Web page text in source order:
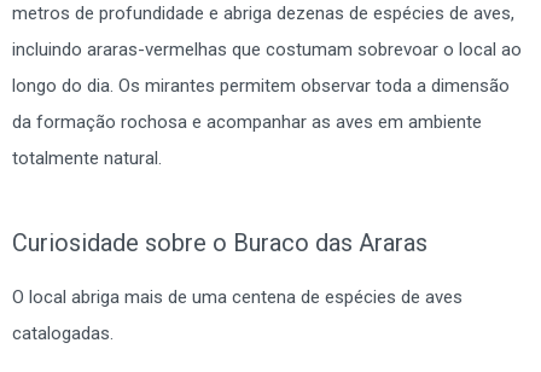
metros de profundidade e abriga dezenas de espécies de aves,
incluindo araras-vermelhas que costumam sobrevoar o local ao
longo do dia. Os mirantes permitem observar toda a dimensão
da formação rochosa e acompanhar as aves em ambiente
totalmente natural.
Curiosidade sobre o Buraco das Araras
O local abriga mais de uma centena de espécies de aves
catalogadas.